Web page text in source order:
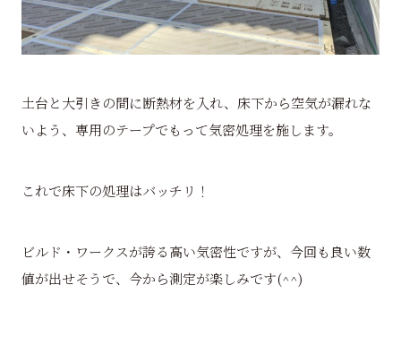
土台と大引きの間に断熱材を入れ、床下から空気が漏れな
いよう、専用のテープでもって気密処理を施します。
これで床下の処理はバッチリ！
ビルド・ワークスが誇る高い気密性ですが、今回も良い数
値が出せそうで、今から測定が楽しみです(^^)